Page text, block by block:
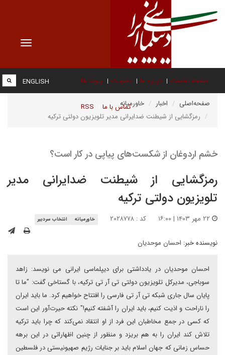
Toggle
صفحه نخست درباره ما عضویت پیوند ها
تماس با ما RSS
ENGLISH
صفحه‌اصلی اخبار
خاورمیانه
رمزگشایی از شیطنت ضدایرانی مدیر تلویزیون دولتی ترکیه
خشم اردوغان از شکست‌‌های پیاپی در کار است؟
رمزگشایی از شیطنت ضدایرانی مدیر
تلویزیون دولتی ترکیه
کد : ۲۰۲۸۷۷۸ خاورمیانه انتخاب سردبیر
نویسنده خبر: احسان موحدیان
احسان موحدیان در یادداشتی برای دیپلماسی ایرانی می نویسد: زاهد
سوباجی، مدیرکل تلویزیون دولتی تی آر تی ترکیه، با گستاخی گفت: "ما تا
پایان سال جاری شبکه تی آر تی فارسی را افتتاح خواهیم کرد. ما باید ایران
را ناراحت و اذیت کنیم، باید ایران را آشفته کنیم!" نکته حیرت‌آور این است
که کسی در جمع مخاطبان این فرد از او انتقاد نمی‌کند که چرا باید ترکیه
تلاش کند ایران را به هم بریزد و منظور از چنین اظهاراتی در این برهه
حساس زمانی که جهان اسلام باید بر جنایات رژیم صهیونیستی در فلسطین